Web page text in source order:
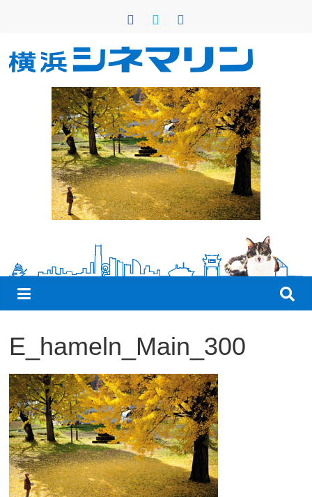
ン
横
リ
ン
観
た
い
映
画
は
こ
の
街
で
E_hameln_Main_300